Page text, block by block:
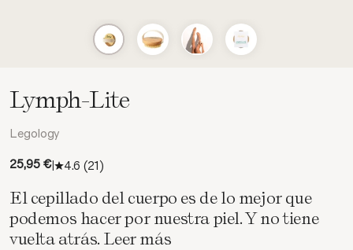
Lymph-Lite
Legology
Precio de oferta
25,95 €| 4.6 (21)
El cepillado del cuerpo es de lo mejor que
podemos hacer por nuestra piel. Y no tiene
vuelta atrás. Leer más